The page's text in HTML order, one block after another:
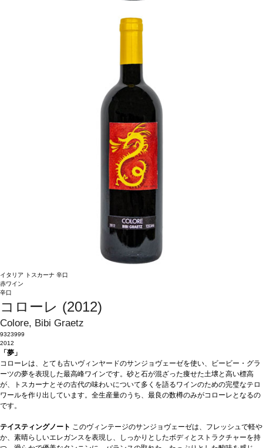
イタリア トスカーナ 辛口
赤ワイン
辛口
コローレ (2012)
Colore, Bibi Graetz
9323999
2012
「夢」
コローレは、とても古いヴィンヤードのサンジョヴェーゼを使い、ビービー・グラ
ーツの夢を表現した最高峰ワインです。砂と石が混ざった痩せた土壌と高い標高
が、トスカーナとその古代の味わいについて多くを語るワインのための完璧なテロ
ワールを作り出しています。全生産量のうち、最良の数樽のみがコローレとなるの
です。
テイスティングノート このヴィンテージのサンジョヴェーゼは、フレッシュで軽や
か、素晴らしいエレガンスを表現し、しっかりとしたボディとストラクチャーを持